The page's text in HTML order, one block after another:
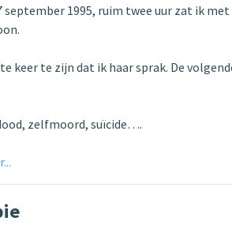
september 1995, ruim twee uur zat ik
keer te zijn dat ik haar sprak. De
zelfmoord, suïcide….